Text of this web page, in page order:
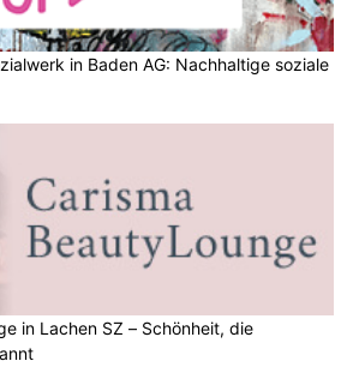
in Baden AG: Nachhaltige soziale
in Lachen SZ – Schönheit, die